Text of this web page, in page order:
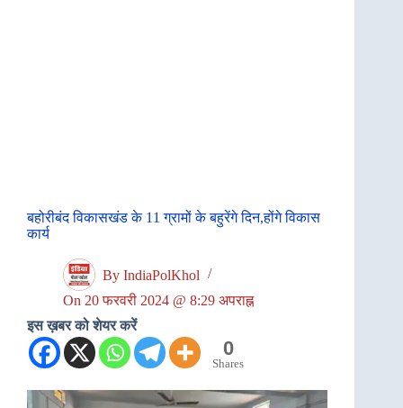
बहोरीबंद विकासखंड के 11 ग्रामों के बहुरेंगे दिन,होंगे विकास
कार्य
By IndiaPolKhol
On 20 फरवरी 2024 @ 8:29 अपराह्न
इस ख़बर को शेयर करें
0
Shares